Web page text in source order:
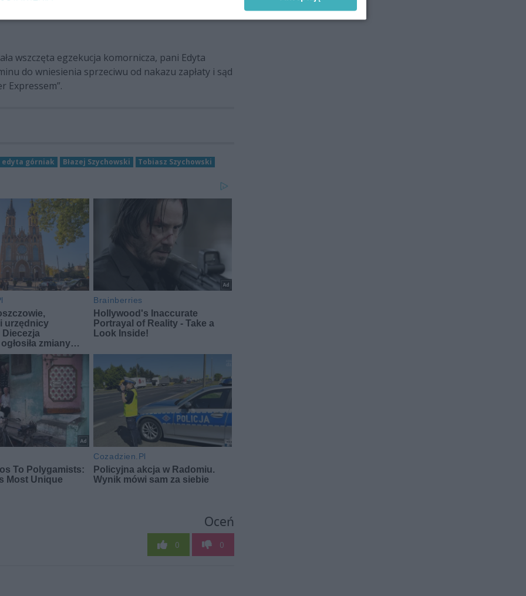
Mecenas Szychowski.
wszczęta egzekucja komornicza, pani Edyta
do wniesienia sprzeciwu od nakazu zapłaty i sąd
Expressem”.
edyta górniak Błazej Szychowski Tobiasz Szychowski
Oceń
0 0